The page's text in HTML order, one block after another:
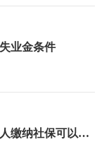
业金条件
海口个人缴纳社保能领取失业补助金吗 个人缴纳社保可以领取失业补助金吗